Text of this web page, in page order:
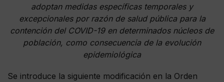
adoptan medidas específicas temporales y
excepcionales por razón de salud pública para la
contención del COVID-19 en determinados núcleos de
población, como consecuencia de la evolución
epidemiológica
Se introduce la siguiente modificación en la Orden